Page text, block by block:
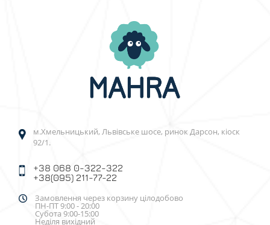
м.Хмельницький, Львівське шосе, ринок Дарсон, кіоск
92/1.
+38 068 0-322-322
+38(095) 211-77-22
Замовлення через корзину цілодобово
ПН-ПТ 9:00 - 20:00
Субота 9:00-15:00
Неділя вихідний